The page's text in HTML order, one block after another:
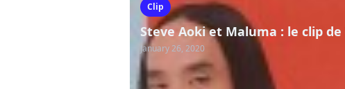
Clip
Steve Aoki et Maluma : le clip
January 26, 2020